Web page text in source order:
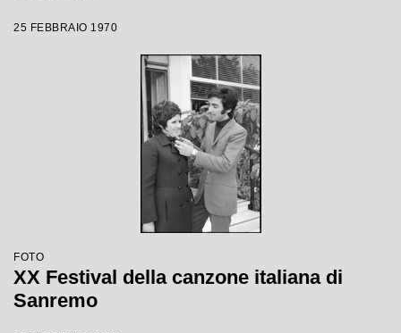
25 FEBBRAIO 1970
FOTO
XX Festival della canzone italiana di
Sanremo